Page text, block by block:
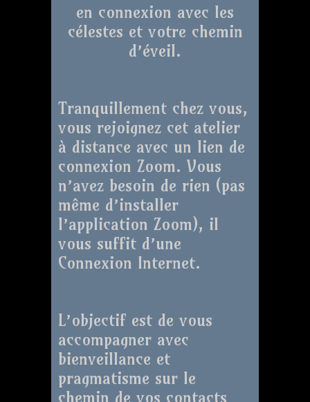
en connexion avec les
célestes et votre chemin
d’éveil.
Tranquillement chez vous,
vous rejoignez cet atelier
à distance avec un lien de
connexion Zoom. Vous
n’avez besoin de rien (pas
même d’installer
l’application Zoom), il
vous suffit d’une
Connexion Internet.
L’objectif est de vous
accompagner avec
bienveillance et
pragmatisme sur le
chemin de vos contacts